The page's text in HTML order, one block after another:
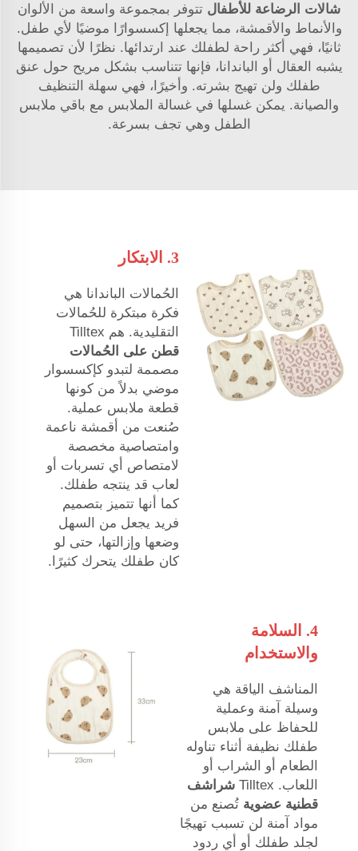
شالات الرضاعة للأطفال تتوفر بمجموعة واسعة من الألوان
والأنماط والأقمشة، مما يجعلها إكسسوارًا موضيًا لأي طفل.
ثانيًا، فهي أكثر راحة لطفلك عند ارتدائها. نظرًا لأن تصميمها
يشبه العقال أو الباندانا، فإنها تتناسب بشكل مريح حول عنق
طفلك ولن تهيج بشرته. وأخيرًا، فهي سهلة التنظيف
والصيانة. يمكن غسلها في غسالة الملابس مع باقي ملابس
الطفل وهي تجف بسرعة.
3. الابتكار
الحُمالات الباندانا هي
فكرة مبتكرة للحُمالات
التقليدية. هم Tilltex
قطن على الحُمالات
مصممة لتبدو كإكسسوار
موضي بدلاً من كونها
قطعة ملابس عملية.
صُنعت من أقمشة ناعمة
وامتصاصية مخصصة
لامتصاص أي تسربات أو
لعاب قد ينتجه طفلك.
كما أنها تتميز بتصميم
فريد يجعل من السهل
وضعها وإزالتها، حتى لو
كان طفلك يتحرك كثيرًا.
4. السلامة
والاستخدام
المناشف الياقة هي
وسيلة آمنة وعملية
للحفاظ على ملابس
طفلك نظيفة أثناء تناوله
الطعام أو الشراب أو
اللعاب. Tilltex
شراشف
قطنية عضوية تُصنع من
مواد آمنة لن تسبب تهيجًا
لجلد طفلك أو أي ردود